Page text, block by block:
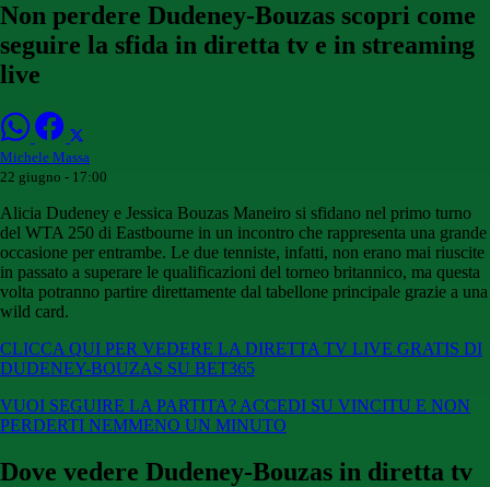
Non perdere Dudeney-Bouzas scopri come
seguire la sfida in diretta tv e in streaming
live
Michele Massa
22 giugno - 17:00
Alicia Dudeney e Jessica Bouzas Maneiro si sfidano nel primo turno
del WTA 250 di Eastbourne in un incontro che rappresenta una grande
occasione per entrambe. Le due tenniste, infatti, non erano mai riuscite
in passato a superare le qualificazioni del torneo britannico, ma questa
volta potranno partire direttamente dal tabellone principale grazie a una
wild card.
CLICCA QUI PER VEDERE LA DIRETTA TV LIVE GRATIS DI
DUDENEY-BOUZAS SU BET365
VUOI SEGUIRE LA PARTITA? ACCEDI SU VINCITU E NON
PERDERTI NEMMENO UN MINUTO
Dove vedere Dudeney-Bouzas in diretta tv